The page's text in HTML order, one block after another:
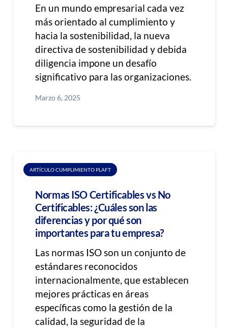
En un mundo empresarial cada vez
más orientado al cumplimiento y
hacia la sostenibilidad, la nueva
directiva de sostenibilidad y debida
diligencia impone un desafío
significativo para las organizaciones.
Marzo 6, 2025
ARTÍCULO CUMPLIMIENTO PLAFT
Normas ISO Certificables vs No
Certificables: ¿Cuáles son las
diferencias y por qué son
importantes para tu empresa?
Las normas ISO son un conjunto de
estándares reconocidos
internacionalmente, que establecen
mejores prácticas en áreas
específicas como la gestión de la
calidad, la seguridad de la